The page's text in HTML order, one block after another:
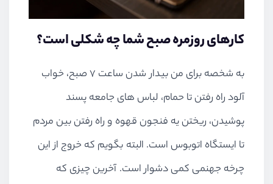
کارهای روزمره صبح شما چه شکلی است؟
به شخصه برای من بیدار شدن ساعت ۷ صبح، خواب
آلود راه رفتن تا حمام، لباس های جامعه پسند
پوشیدن، ریختن یه فنجون قهوه و راه رفتن بین مردم
تا ایستگاه اتوبوس است. البته بگویم که خروج از این
چرخه جهنمی کمی دشوار است. آخرین چیزی که